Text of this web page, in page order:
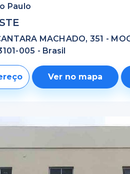
Paulo
MACHADO, 351 -
005 - Brasil
Ver no mapa